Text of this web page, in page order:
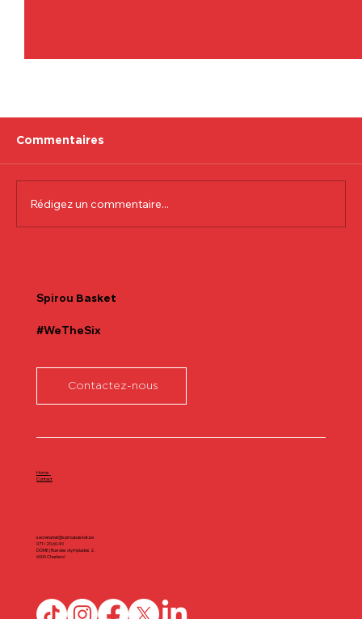
Commentaires
Rédigez un commentaire...
Spirou Basket
#WeTheSix
Contactez-nous
secretariat@spiroubasket.be
071/20.60.40
DÔME | Rue des olympiades 2,
6000 Charleroi
Home
Contact